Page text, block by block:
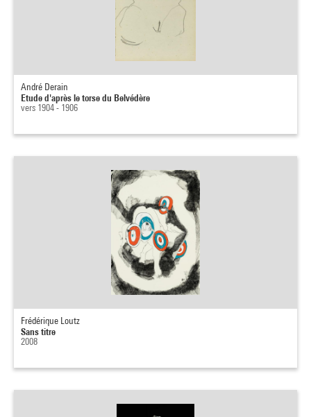
André Derain
Etude d'après le torse du Belvédère
vers 1904 - 1906
Frédérique Loutz
Sans titre
2008